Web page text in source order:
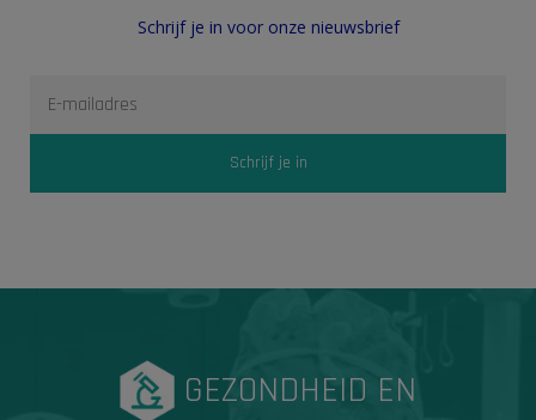
Schrijf je in voor onze nieuwsbrief
GEZONDHEID EN